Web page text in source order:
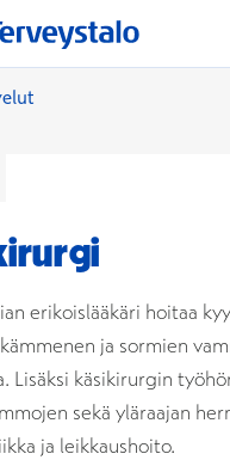
erikoislääkäri hoitaa
ja sormien
Lisäksi käsikirurgin
sekä yläraajan
ja leikkaushoito.